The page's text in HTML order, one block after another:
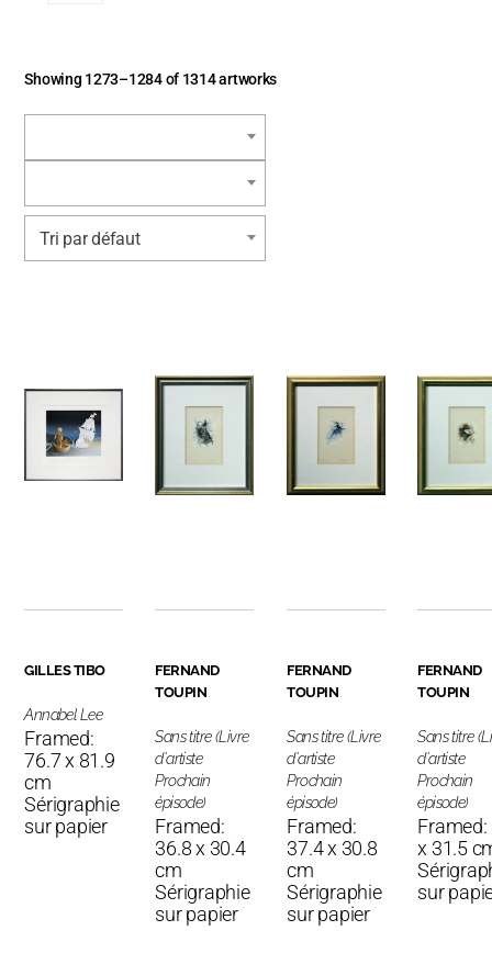
Showing 1273–1284 of 1314 artworks
Tri par défaut
GILLES TIBO
Annabel Lee
Framed:
76.7 x 81.9
cm
Sérigraphie
sur papier
FERNAND
TOUPIN
Sans titre (Livre
d'artiste
Prochain
épisode)
Framed:
36.8 x 30.4
cm
Sérigraphie
sur papier
FERNAND
TOUPIN
Sans titre (Livre
d'artiste
Prochain
épisode)
Framed:
37.4 x 30.8
cm
Sérigraphie
sur papier
FERNAND
TOUPIN
Sans titre
d'artiste
Prochain
épisode)
Framed:
x 31.5
sur